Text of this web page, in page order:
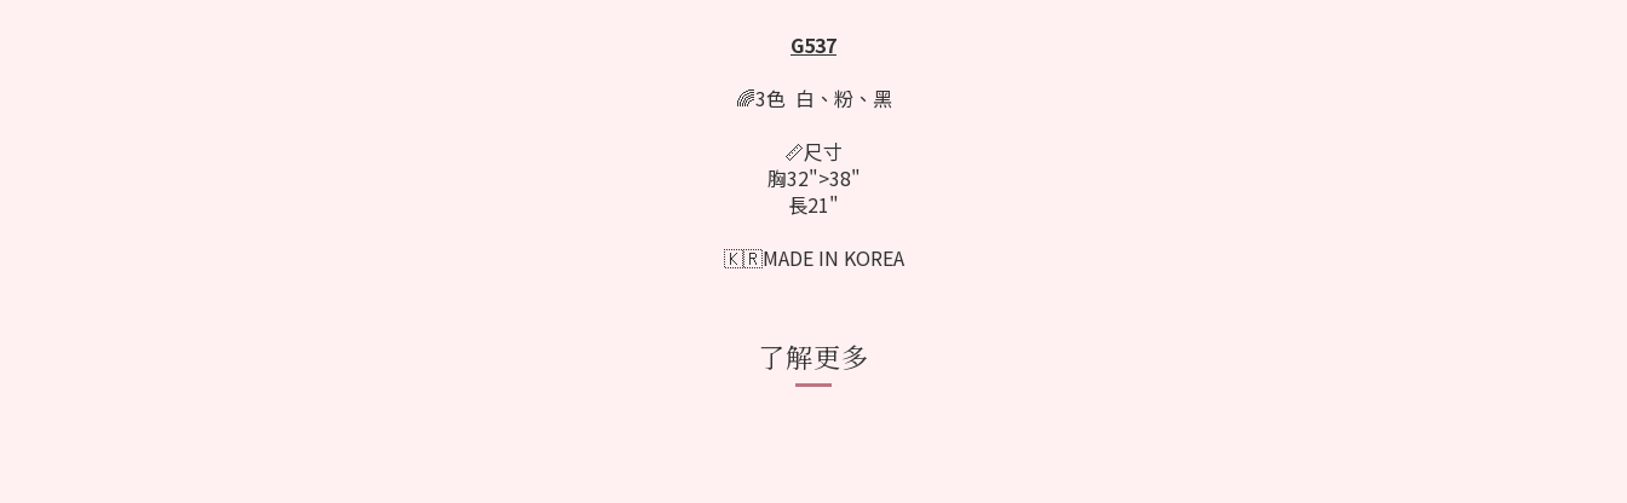
G537
🌈3色 白 、粉、 黑
📏尺寸
胸32">38"
長21"
🇰🇷MADE IN KOREA
了解更多